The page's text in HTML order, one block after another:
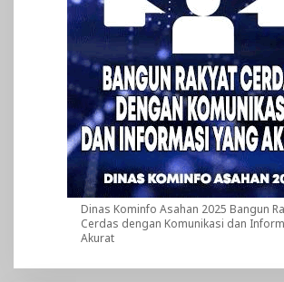
Dinas Kominfo Asahan 2025 Bangun
Cerdas dengan Komunikasi dan
Akurat